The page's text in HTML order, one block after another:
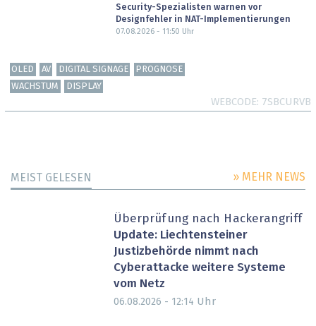
Security-Spezialisten warnen vor
Designfehler in NAT-Implementierungen
07.08.2026 - 11:50 Uhr
OLED AV DIGITAL SIGNAGE
PROGNOSE
WACHSTUM
DISPLAY
WEBCODE 7SBCURVB
MEIST GELESEN » MEHR NEWS
Überprüfung nach Hackerangriff
Update: Liechtensteiner
Justizbehörde nimmt nach
Cyberattacke weitere Systeme
vom Netz
06.08.2026 - 12:14 Uhr